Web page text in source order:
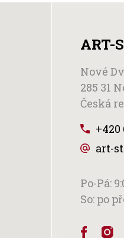
ART-
Nové
285 31
Česká
+420
art-
Po-Pá:
So: po